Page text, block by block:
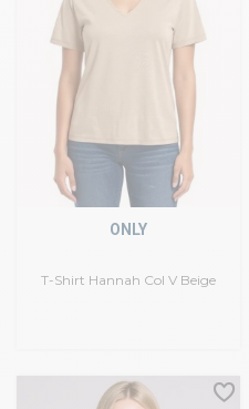
T-Shirt Hannah Col V Beige
ONLY